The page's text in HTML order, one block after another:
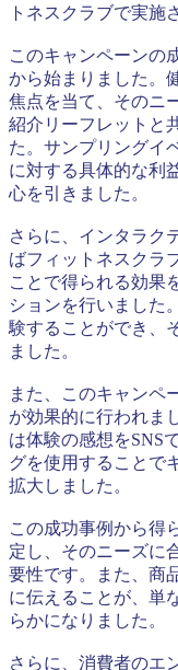
トネスクラブで実施
このキャンペーンの
から始まりました。
焦点を当て、そのニ
紹介リーフレットと
た。サンプリングイ
に対する具体的な利
心を引きました。
さらに、インタラク
ばフィットネスクラ
ことで得られる効果
ションを行いました
験することができ、
ました。
また、このキャンペ
が効果的に行われま
は体験の感想をSNS
グを使用することで
拡大しました。
この成功事例から得
定し、そのニーズに
要性です。また、商
に伝えることが、単
らかになりました。
さらに、消費者のエ